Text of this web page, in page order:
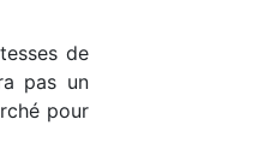
de
pas un
pour